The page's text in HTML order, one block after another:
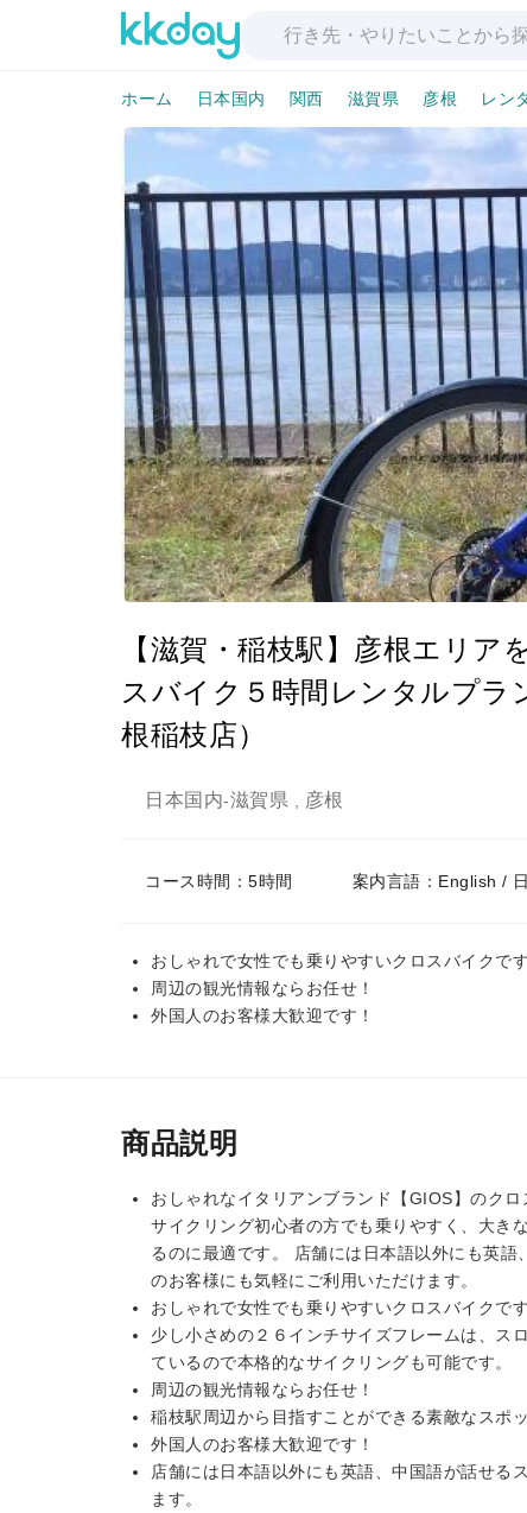
ホーム 日本国内 関西 滋賀県 彦根 レン
【滋賀・稲枝駅】彦根エリ
スバイク５時間レンタルプ
根稲枝店）
日本国内-滋賀県 彦根
コース時間：5時間 案内言語：English /
おしゃれで女性でも乗りやすいクロスバイクです
周辺の観光情報ならお任せ！
外国人のお客様大歓迎です！
商品説明
おしゃれなイタリアンブランド【GIOS】のク
サイクリング初心者の方でも乗りやすく、大き
るのに最適です。 店舗には日本語以外にも英
のお客様にも気軽にご利用いただけます。
おしゃれで女性でも乗りやすいクロスバイクです
少し小さめの２６インチサイズフレームは、ス
ているので本格的なサイクリングも可能です。
周辺の観光情報ならお任せ！
稲枝駅周辺から目指すことができる素敵なスポ
外国人のお客様大歓迎です！
店舗には日本語以外にも英語、中国語が話せる
ます。